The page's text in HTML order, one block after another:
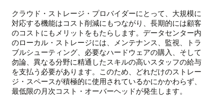
クラウド・ストレージ・プロバイダーにとって、大規模に
対応する機能はコスト削減にもつながり、長期的には顧客
のコストにもメリットをもたらします。データセンター内
のローカル・ストレージには、メンテナンス、監視、トラ
ブルシューティング、必要なハードウェアの購入、そして
勿論、異なる分野に精通したスキルの高いスタッフの給与
を支払う必要があります。このため、どれだけのストレー
ジ・スペースが積極的に使用されているかにかかわらず、
最低限の月次コスト・オーバーヘッドが発生します。